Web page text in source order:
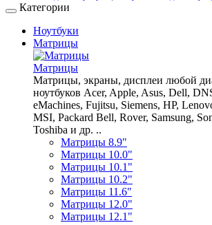
Категории
Ноутбуки
Матрицы
Матрицы
Матрицы, экраны, дисплеи любой
ноутбуков Acer, Apple, Asus, Dell,
eMachines, Fujitsu, Siemens, HP,
MSI, Packard Bell, Rover, Samsung,
Toshiba и др. ..
Матрицы 8.9"
Матрицы 10.0"
Матрицы 10.1"
Матрицы 10.2"
Матрицы 11.6"
Матрицы 12.0"
Матрицы 12.1"